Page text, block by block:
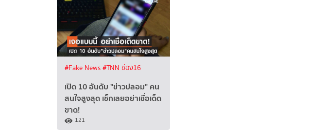
#Fake News#TNN ช่อง16
เปิด 10 อันดับ "ข่าวปลอม" คน
สนใจสูงสุด เช็กเลยอย่าเชื่อเด็ด
ขาด!
121